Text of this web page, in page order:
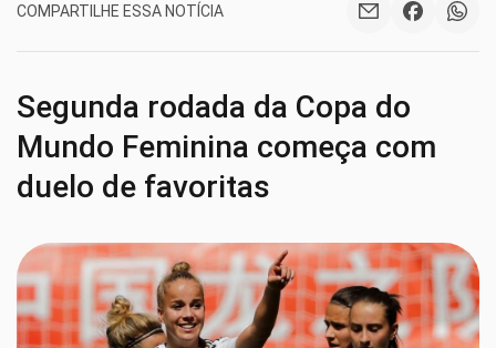
COMPARTILHE ESSA NOTÍCIA
Segunda rodada da Copa do
Mundo Feminina começa com
duelo de favoritas